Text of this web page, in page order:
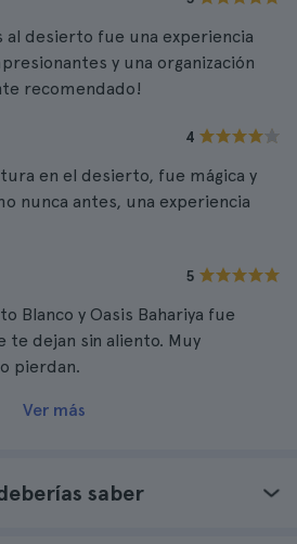
al desierto fue una experiencia
y una organización
recomendado!
4
en el desierto, fue mágica y
nunca antes, una experiencia
5
Blanco y Oasis Bahariya fue
te dejan sin aliento. Muy
pierdan.
Ver más
saber